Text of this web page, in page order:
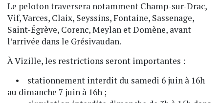
Le peloton traversera notamment Champ-sur-Drac,
Vif, Varces, Claix, Seyssins, Fontaine, Sassenage,
Saint-Égrève, Corenc, Meylan et Domène, avant
l’arrivée dans le Grésivaudan.
À Vizille, les restrictions seront importantes :
• stationnement interdit du samedi 6 juin à 16h
au dimanche 7 juin à 16h ;